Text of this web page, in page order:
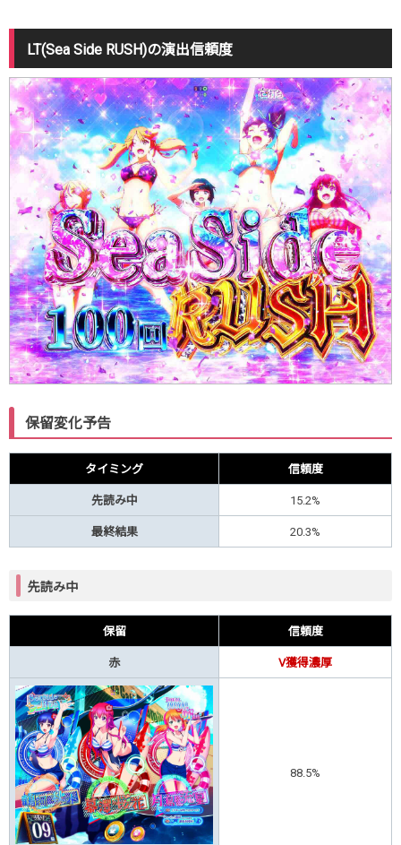
LT(Sea Side RUSH)の演出信頼度
保留変化予告
タイミング 信頼度
先読み中 15.2%
最終結果 20.3%
先読み中
保留 信頼度
赤 V獲得濃厚
88.5%